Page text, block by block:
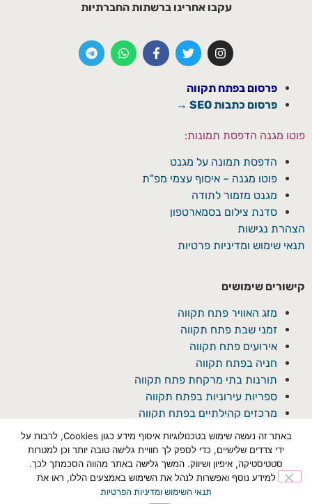
עקבו אחרינו ברשתות החברתיות
פרסום בפתח תקווה
פרסום כתבות SEO →
פוטו מגנה הדפסת תמונות:
הדפסת תמונה על מגנט
פוטו מגנה – איסוף עצמי מפ"ת
מגנט מזמור לתודה
סדנת צילום בסמארטפון
הצהרת נגישות
תנאי שימוש ומדיניות פרטיות
קישורים שימושים
מזג האוויר פתח תקווה
זמני שבת פתח תקווה
אירועים פתח תקווה
חניה בפתח תקווה
תורנות בתי מרקחת פתח תקווה
ספריות עירוניות בפתח תקווה
מרכזים קהילתיים בפתח תקווה
באתר זה נעשה שימוש בטכנולוגיות איסוף מידע כגון Cookies, לרבות על
ידי צדדים שלישיים, כדי לספק לך חוויית גלישה טובה יותר וכן למטרות
סטטיסטיקה, איפיון ושיווק. המשך גלישה באתר מהווה הסכמתך לכך.
למידע נוסף ואפשרות לנהל את השימוש באמצעים הללו, ראו את
תנאי השימוש ומדיניות הפרטיות